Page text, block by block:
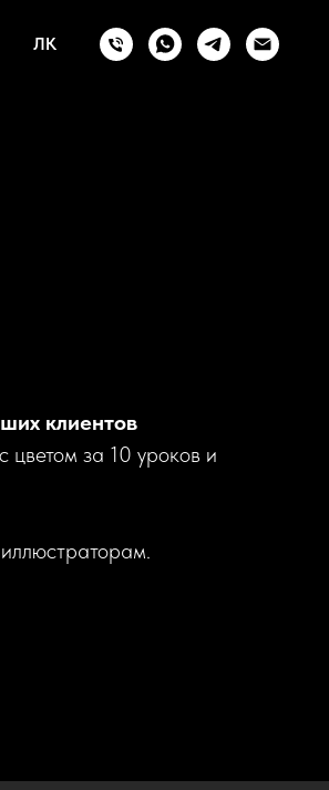
ЛК
клиентов
цветом за 10 уроков и